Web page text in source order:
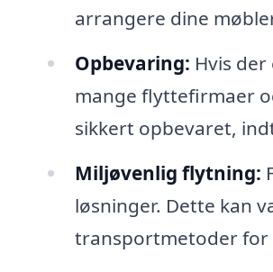
arrangere dine
Opbevaring: Hvis
mange flyttefirmaer
sikkert opbevaret,
Miljøvenlig flytning:
løsninger. Dette kan
transportmetoder for